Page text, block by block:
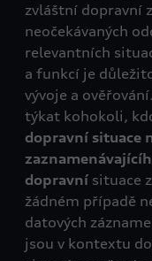
zvláštní dopravní
neočekávaných
relevantních
a funkcí je
vývoje a
týkat kohokoli,
dopravní situace
dopravní situace
žádném případě
datových
jsou v kontextu